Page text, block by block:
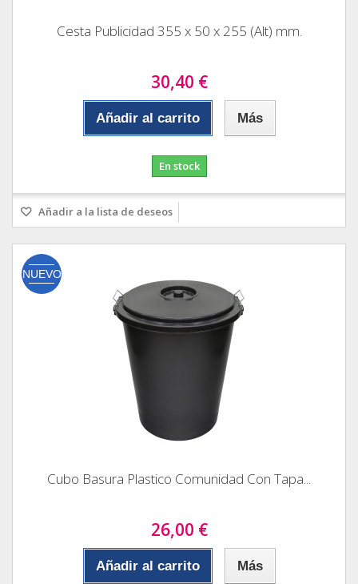
Cesta Publicidad 355 x 50 x 255 (Alt) mm.
30,40 €
Añadir al carrito Más
En stock
Añadir a la lista de deseos
NUEVO
Cubo Basura Plastico Comunidad Con Tapa...
26,00 €
Añadir al carrito Más